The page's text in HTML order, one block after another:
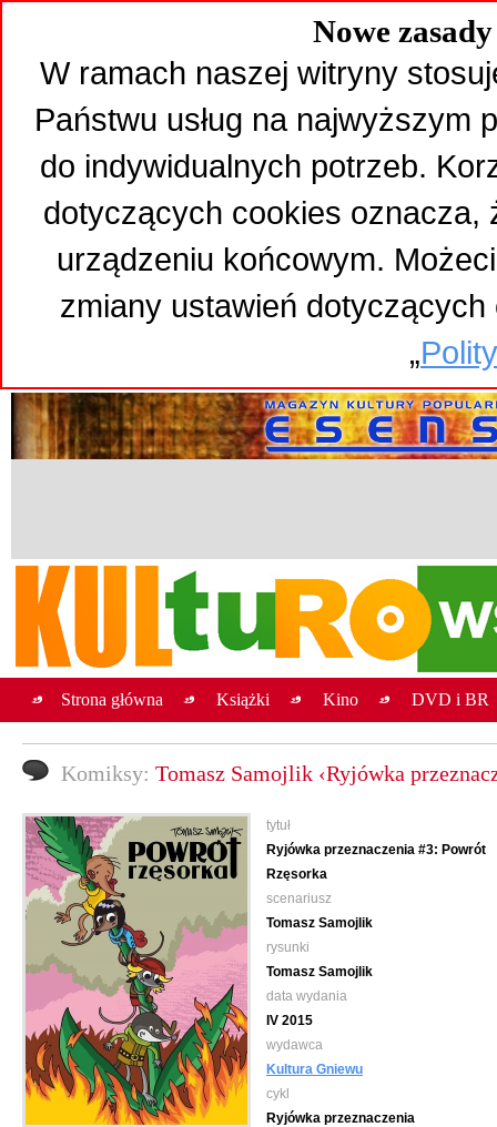
Nowe
W ramach naszej witryny
Państwu usług na najwyższym
do indywidualnych potrzeb.
dotyczących cookies oznacza,
urządzeniu końcowym.
zmiany ustawień
„
Strona główna Książki Kino DVD i BR
Komiksy: Tomasz Samojlik ‹Ryjówka
tytuł
Ryjówka przeznaczenia #3: Powrót
Rzęsorka
scenariusz
Tomasz Samojlik
rysunki
Tomasz Samojlik
data wydania
IV 2015
wydawca
Kultura Gniewu
cykl
Ryjówka przeznaczenia